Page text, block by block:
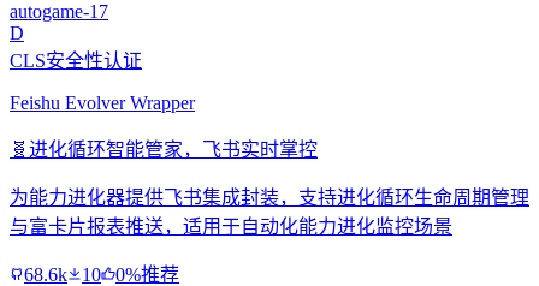
autogame-17
D
CLS安全性认证
Feishu Evolver Wrapper
🧬 进化循环智能管家，飞书实时掌控
为能力进化器提供飞书集成封装，支持进化循环生命周期管理
与富卡片报表推送，适用于自动化能力进化监控场景
68.6k 10
0%推荐